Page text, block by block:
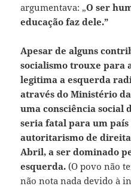
argumentava: „O ser
educação faz dele.”
Apesar de alguns
socialismo trouxe para
legitima a esquerda
através do Ministério
uma consciência
seria fatal para um
autoritarismo de direita
Abril, a ser dominado
esquerda.(O povo não
não nota nada devido à